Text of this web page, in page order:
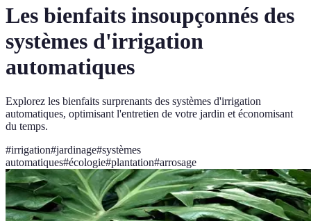
Les bienfaits insoupçonnés des
systèmes d'irrigation
automatiques
Explorez les bienfaits surprenants des systèmes d'irrigation
automatiques, optimisant l'entretien de votre jardin et économisant
du temps.
#irrigation#jardinage#systèmes
automatiques#écologie#plantation#arrosage